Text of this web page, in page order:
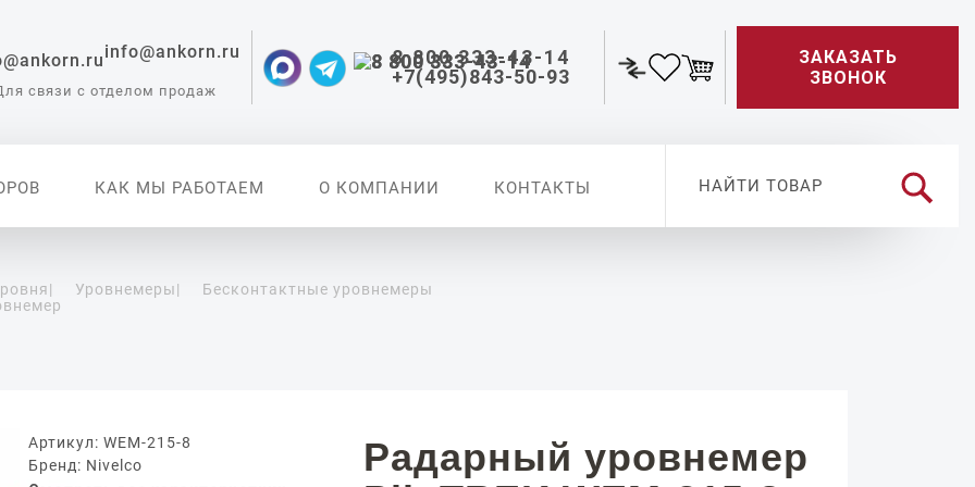
info@ankorn.ru
связи с отделом продаж
8 800 333-43-14
+7(495)843-50-93
ЗАКАЗАТЬ
ЗВОНОК
КАК МЫ РАБОТАЕМ О КОМПАНИИ КОНТАКТЫ
для
| Уровнемеры|
Бесконтактные уровнемеры
Артикул: WEM-215-8
Бренд: Nivelco
Радарный уровнемер